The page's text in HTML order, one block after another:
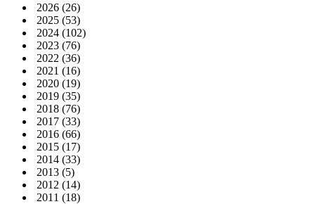
2026 (26)
2025 (53)
2024 (102)
2023 (76)
2022 (36)
2021 (16)
2020 (19)
2019 (35)
2018 (76)
2017 (33)
2016 (66)
2015 (17)
2014 (33)
2013 (5)
2012 (14)
2011 (18)